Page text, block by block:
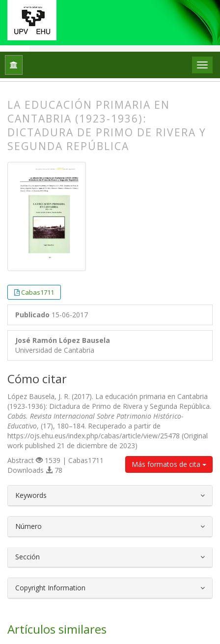
Inicio Reseñas bibliográficas
LA EDUCACIÓN PRIMARIA EN
CANTABRIA (1923-1936):
DICTADURA DE PRIMO DE RIVERA Y
SEGUNDA REPÚBLICA
Cabas1711
Publicado 15-06-2017
José Ramón López Bausela
Universidad de Cantabria
Cómo citar
López Bausela, J. R. (2017). La educación primaria en Cantabria
(1923-1936): Dictadura de Primo de Rivera y Segunda República.
Cabás. Revista Internacional Sobre Patrimonio Histórico-
Educativo, (17), 180–184. Recuperado a partir de
https://ojs.ehu.eus/index.php/cabas/article/view/25478 (Original
work published 21 de diciembre de 2023)
Más formatos de cita
Abstract
1539 | Cabas1711
Downloads
78
Keywords
Número
Sección
Copyright Information
Artículos similares